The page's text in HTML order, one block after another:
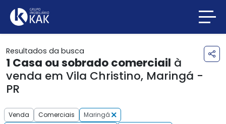
Resultados da busca
1 Casa ou sobrado comerciail à
venda em Vila Christino, Maringá -
PR
Venda Comerciais
Maringá